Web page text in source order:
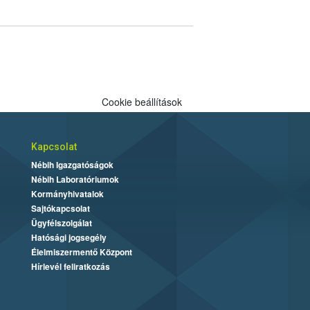
Cookie beállítások
Kapcsolat
Nébih Igazgatóságok
Nébih Laboratóriumok
Kormányhivatalok
Sajtókapcsolat
Ügyfélszolgálat
Hatósági jogsegély
Élelmiszermentő Központ
Hírlevél feliratkozás